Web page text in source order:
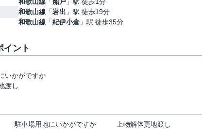
和歌山線 「岩出 」駅 徒歩19分
和歌山線 「紀伊小倉 」駅 徒歩35分
イント
いかがですか
渡し
駐車場用地にいかがですか 上物解体更地渡し